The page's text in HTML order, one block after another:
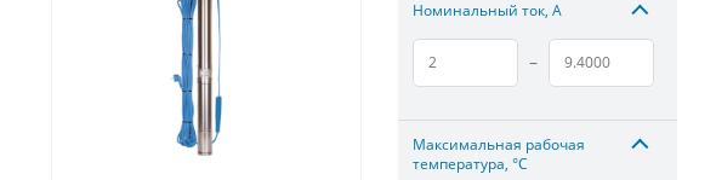
Номинальный ток, А
–
Максимальная рабочая
температура, °С